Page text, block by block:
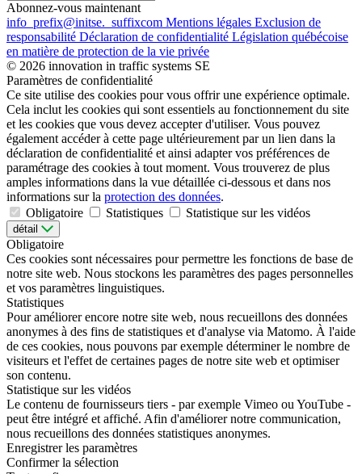
Abonnez-vous maintenant
info _prefix@initse. _suffixcom Mentions légales Exclusion de
responsabilité Déclaration de confidentialité Législation québécoise
en matière de protection de la vie privée
© 2026 innovation in traffic systems SE
Paramètres de confidentialité
Ce site utilise des cookies pour vous offrir une expérience optimale.
Cela inclut les cookies qui sont essentiels au fonctionnement du site
et les cookies que vous devez accepter d'utiliser. Vous pouvez
également accéder à cette page ultérieurement par un lien dans la
déclaration de confidentialité et ainsi adapter vos préférences de
paramétrage des cookies à tout moment. Vous trouverez de plus
amples informations dans la vue détaillée ci-dessous et dans nos
informations sur la protection des données.
Obligatoire
Statistiques Statistique sur les vidéos
détail
Obligatoire
Ces cookies sont nécessaires pour permettre les fonctions de base de
notre site web. Nous stockons les paramètres des pages personnelles
et vos paramètres linguistiques.
Statistiques
Pour améliorer encore notre site web, nous recueillons des données
anonymes à des fins de statistiques et d'analyse via Matomo. À l'aide
de ces cookies, nous pouvons par exemple déterminer le nombre de
visiteurs et l'effet de certaines pages de notre site web et optimiser
son contenu.
Statistique sur les vidéos
Le contenu de fournisseurs tiers - par exemple Vimeo ou YouTube -
peut être intégré et affiché. Afin d'améliorer notre communication,
nous recueillons des données statistiques anonymes.
Enregistrer les paramètres
Confirmer la sélection